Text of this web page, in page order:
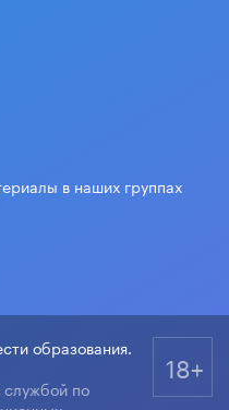
в наших группах
образования.
по
18+